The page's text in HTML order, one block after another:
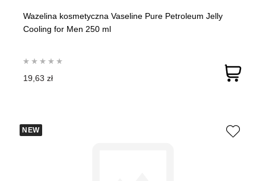
Wazelina kosmetyczna Vaseline Pure Petroleum Jelly
Cooling for Men 250 ml
19,63 zł
NEW